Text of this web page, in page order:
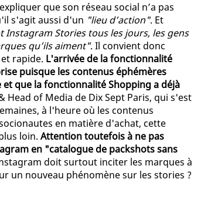
que son réseau social n’a pas
s'agit aussi d'un "lieu d’action". Et
Instagram Stories tous les jours, les gens
qu’ils aiment". Il convient donc
rapide. L'arrivée de la fonctionnalité
puisque les contenus éphémères
que la fonctionnalité Shopping a déjà
Head of Media de Dix Sept Paris, qui s'est
à l'heure où les contenus
en matière d'achat, cette
loin. Attention toutefois à ne pas
en "catalogue de packshots sans
doit surtout inciter les marques à
un nouveau phénomène sur les stories ?